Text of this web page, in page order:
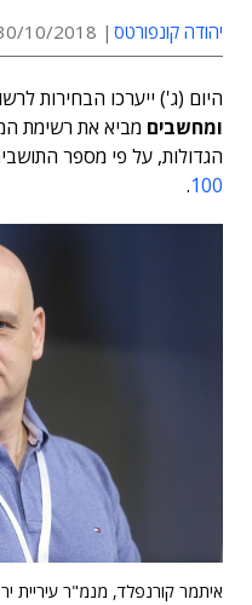
יהודה קונפורטס 10/2018 08:00
היום (ג') ייערכו הבחירות
ומחשבים
הגדולות, על פי מספר
100
.
איתמר קורנפלד, מנמ"ר עיריית